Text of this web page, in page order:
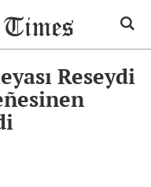
Reseydi